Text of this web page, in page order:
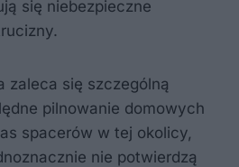
się niebezpieczne
zaleca się szczególną
pilnowanie domowych
spacerów w tej okolicy,
nie potwierdzą